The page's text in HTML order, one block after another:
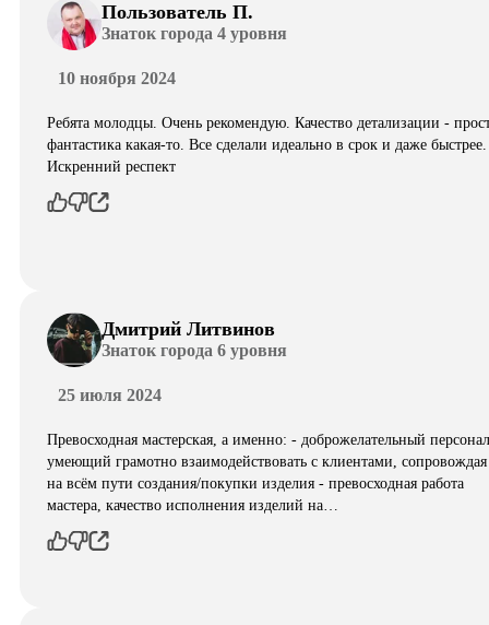
Пользователь П.
Знаток города 4 уровня
10 ноября 2024
Ребята молодцы. Очень рекомендую. Качество детализации -
фантастика какая-то. Все сделали идеально в срок и даже быстрее.
Искренний респект
Дмитрий Литвинов
Знаток города 6 уровня
25 июля 2024
Превосходная мастерская, а именно: - доброжелательный
умеющий грамотно взаимодействовать с клиентами,
на всём пути создания/покупки изделия - превосходная работа
мастера, качество исполнения изделий на…